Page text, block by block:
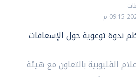
ندوة توعوية حول الإسعافات
القليوبية بالتعاون مع هيئة